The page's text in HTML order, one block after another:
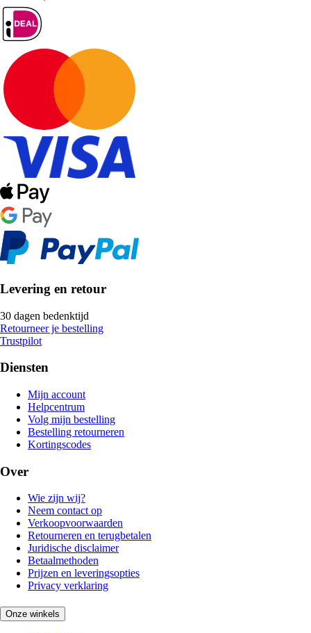
Levering en retour
30 dagen bedenktijd
Retourneer je bestelling
Trustpilot
Diensten
Mijn account
Helpcentrum
Volg mijn bestelling
Bestelling retourneren
Kortingscodes
Over
Wie zijn wij?
Neem contact op
Verkoopvoorwaarden
Retourneren en terugbetalen
Juridische disclaimer
Betaalmethoden
Prijzen en leveringsopties
Privacy verklaring
Onze winkels